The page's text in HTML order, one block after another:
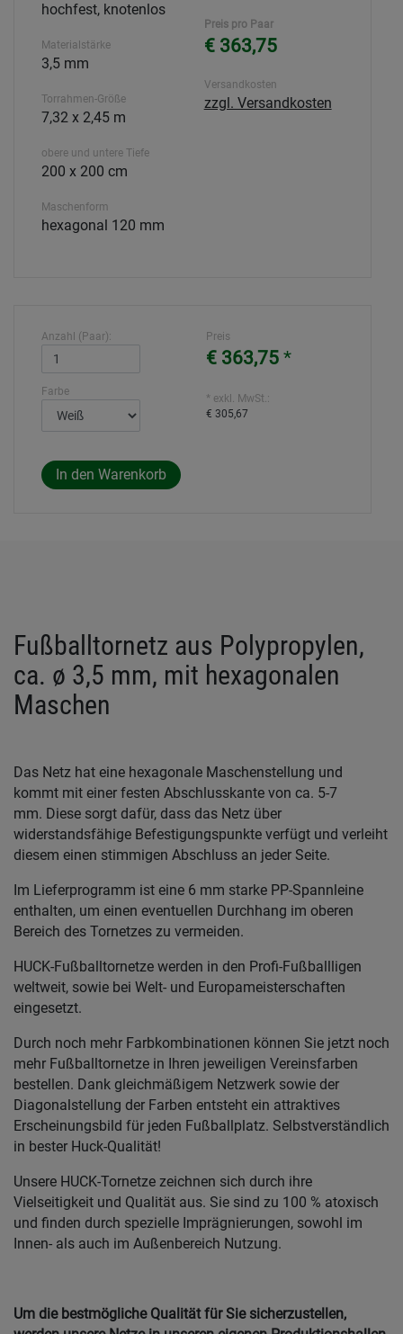
hochfest, knotenlos
Materialstärke
3,5 mm
Torrahmen-Größe
7,32 x 2,45 m
obere und untere Tiefe
200 x 200 cm
Maschenform
hexagonal 120 mm
Preis pro Paar
€ 363,75
Versandkosten
zzgl. Versandkosten
Anzahl (Paar):
Farbe
Preis
€ 363,75 *
* exkl. MwSt.:
€ 305,67
Fußballtornetz aus Polypropylen,
ca. ø 3,5 mm, mit hexagonalen
Maschen
Das Netz hat eine hexagonale Maschenstellung und
kommt mit einer festen Abschlusskante von ca. 5-7
mm. Diese sorgt dafür, dass das Netz über
widerstandsfähige Befestigungspunkte verfügt und verleiht
diesem einen stimmigen Abschluss an jeder Seite.
Im Lieferprogramm ist eine 6 mm starke PP-Spannleine
enthalten, um einen eventuellen Durchhang im oberen
Bereich des Tornetzes zu vermeiden.
HUCK-Fußballtornetze werden in den Profi-Fußballligen
weltweit, sowie bei Welt- und Europameisterschaften
eingesetzt.
Durch noch mehr Farbkombinationen können Sie jetzt noch
mehr Fußballtornetze in Ihren jeweiligen Vereinsfarben
bestellen. Dank gleichmäßigem Netzwerk sowie der
Diagonalstellung der Farben entsteht ein attraktives
Erscheinungsbild für jeden Fußballplatz. Selbstverständlich
in bester Huck-Qualität!
Unsere HUCK-Tornetze zeichnen sich durch ihre
Vielseitigkeit und Qualität aus. Sie sind zu 100 % atoxisch
und finden durch spezielle Imprägnierungen, sowohl im
Innen- als auch im Außenbereich Nutzung.
Um die bestmögliche Qualität für Sie sicherzustellen,